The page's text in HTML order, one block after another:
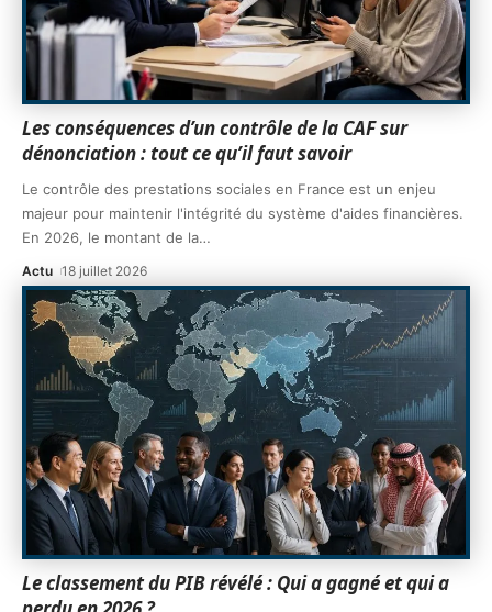
Les conséquences d’un contrôle de la CAF sur
dénonciation : tout ce qu’il faut savoir
Le contrôle des prestations sociales en France est un enjeu
majeur pour maintenir l'intégrité du système d'aides financières.
En 2026, le montant de la…
Actu 18 juillet 2026
Le classement du PIB révélé : Qui a gagné et qui a